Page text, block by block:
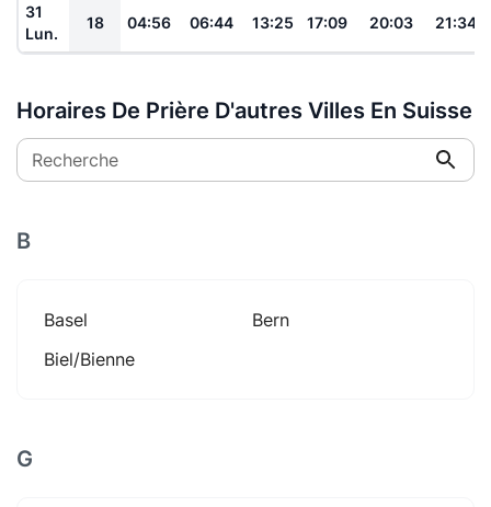
31
Lun.
18 04:56 06:44 13:25 17:09 20:03 21:34
Horaires De Prière D'autres Villes En Suisse
Recherche
B
Basel
Bern
Biel/bienne
G